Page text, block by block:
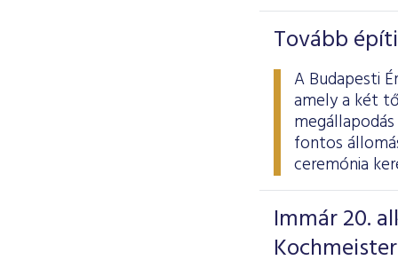
Tovább
A Budapesti
amely a két
fontos
ceremónia
Immár 20.